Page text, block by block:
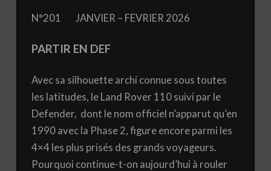
N°201 JANVIER – FEVRIER 2026
PARTIR EN DEF
Avec sa silhouette archi connue sous toutes
les latitudes, le Land Rover 110 suivi par le
Defender, dont le nom officiel n’apparut qu’en
1990 avec la Phase 2, figure encore parmi les
4×4 les plus prisés des grands voyageurs.
Pourquoi continue-t-on aujourd’hui à rouler